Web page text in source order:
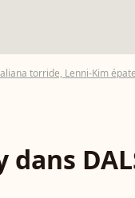
torride, Lenni-Kim
dans